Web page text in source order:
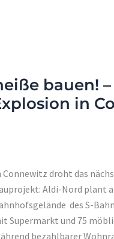
bauen!
in
Connewitz droht das
Aldi-Nord plant
des S-
Supermarkt und 75
bezahlbarer